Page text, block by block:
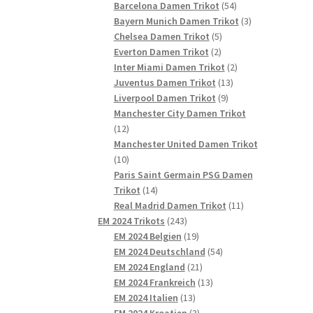
Barcelona Damen Trikot 5454
Produkte
Bayern Munich Damen Trikot 33
Chelsea Damen Trikot 55
Produkte
Everton Damen Trikot 22
Produkte
Inter Miami Damen Trikot 22
Juventus Damen Trikot 1313
Liverpool Damen Trikot 99
Produkte
Manchester City Damen Trikot
1212
Produkte
Manchester United Damen Trikot
1010
Produkte
Paris Saint Germain PSG Damen
Trikot 1414
Produkte
Real Madrid Damen Trikot 1111
EM 2024 Trikots 243243
Produkte
EM 2024 Belgien 1919
Produkte
EM 2024 Deutschland 5454
EM 2024 England 2121
Produkte
EM 2024 Frankreich 1313
EM 2024 Italien 1313